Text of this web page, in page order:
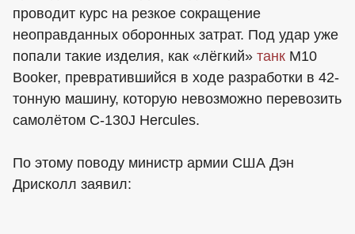
проводит курс на резкое сокращение
неоправданных оборонных затрат. Под удар уже
попали такие изделия, как «лёгкий» танк M10
Booker, превратившийся в ходе разработки в 42-
тонную машину, которую невозможно перевозить
самолётом C-130J Hercules.
По этому поводу министр армии США Дэн
Дрисколл заявил: